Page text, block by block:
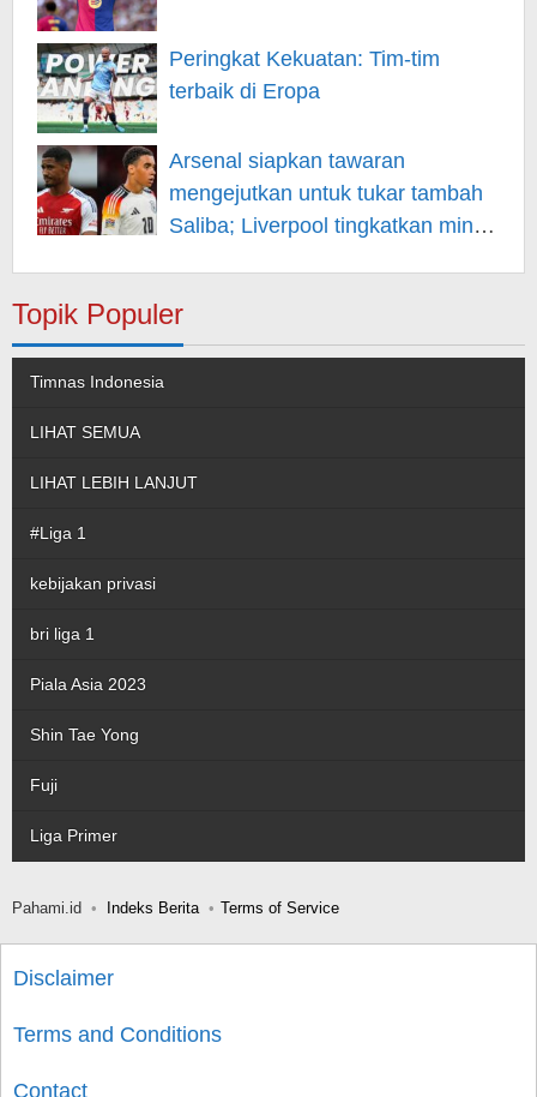
Peringkat Kekuatan: Tim-tim
terbaik di Eropa
Arsenal siapkan tawaran
mengejutkan untuk tukar tambah
Saliba; Liverpool tingkatkan minat
Topik Populer
Timnas Indonesia
LIHAT SEMUA
LIHAT LEBIH LANJUT
#Liga 1
kebijakan privasi
bri liga 1
Piala Asia 2023
Shin Tae Yong
Fuji
Liga Primer
Pahami.id Indeks Berita Terms of Service
Disclaimer
Terms and Conditions
Contact